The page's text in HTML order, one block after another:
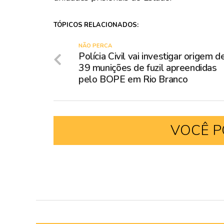
TÓPICOS RELACIONADOS:
NÃO PERCA
Polícia Civil vai investigar origem
39 munições de fuzil apreendidas
pelo BOPE em Rio Branco
VOCÊ